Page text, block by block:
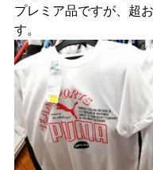
プレミア品ですが、超
す。